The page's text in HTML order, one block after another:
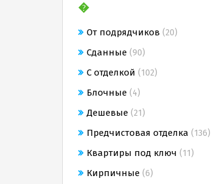
�
От подрядчиков (20)
Сданные (90)
С отделкой (102)
Блочные (4)
Дешевые (21)
Предчистовая отделка (136)
Квартиры под ключ (11)
Кирпичные (6)